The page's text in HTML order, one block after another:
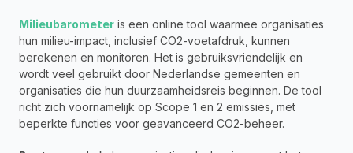
Milieubarometer is een online tool waarmee organisaties
hun milieu-impact, inclusief CO2-voetafdruk, kunnen
berekenen en monitoren. Het is gebruiksvriendelijk en
wordt veel gebruikt door Nederlandse gemeenten en
organisaties die hun duurzaamheidsreis beginnen. De tool
richt zich voornamelijk op Scope 1 en 2 emissies, met
beperkte functies voor geavanceerd CO2-beheer.